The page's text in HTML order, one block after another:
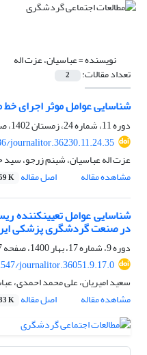
نویسنده =عباسیان، عزت اله
تعداد مقالات: 2
شناسایی عوامل موثر اجرای
دوره 11، شماره 24، زمستان 1402، صفحه
journalitor.36230.11.24.35
عزت اله عباسیان، شبنم زرجو،
مشاهده مقاله
اصل مقاله K
شناسایی عوامل تعیین­کننده
در صنعت گردشگری پزشکی
دوره 9، شماره 17، بهار 1400، صفحه
journalitor.36051.9.17.0
سعید امیریان، علی محمد احمدی،
مشاهده مقاله
اصل مقاله K